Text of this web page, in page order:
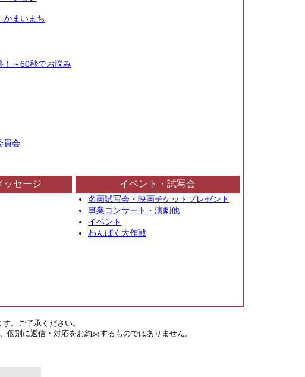
かまいまち
！～60秒でお悩み
員会
ッセージ イベント・試写会
名画試写会・映画チケットプレゼント
事業コンサート・演劇他
イベント
わんぱく大作戦
。ご了承ください。
別に返信・対応をお約束するものではありません。